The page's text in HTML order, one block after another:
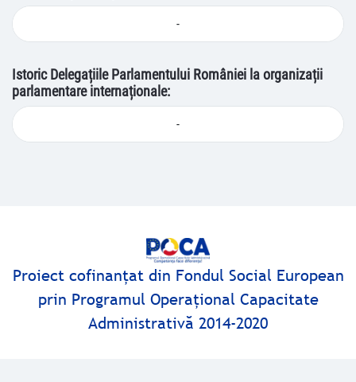
-
Istoric Delegațiile Parlamentului României la organizații
parlamentare internaționale:
-
Proiect cofinanţat din Fondul Social European
prin Programul Operaţional Capacitate
Administrativă 2014-2020